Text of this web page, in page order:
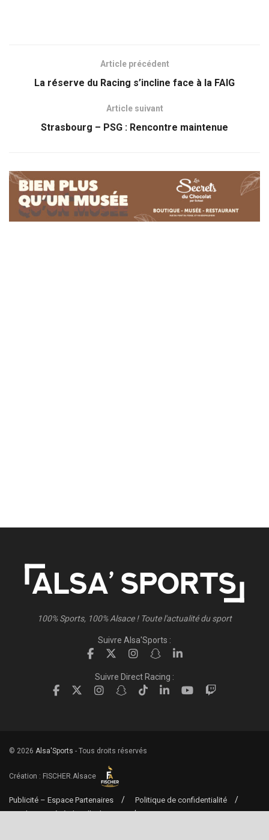
Article précédent
La réserve du Racing s’incline face à la FAIG
Article suivant
Strasbourg – PSG : Rencontre maintenue
100% Sports, 100% Alsace ! Toute l'actualité du sport
Suivre Alsa'Sports :
Suivre Direct Racing :
© 2026 Alsa'Sports - Tous droits réservés
Création : FISCHER.Alsace
Publicité – Espace Partenaires
Politique de confidentialité
Conditions générales d’utilisation